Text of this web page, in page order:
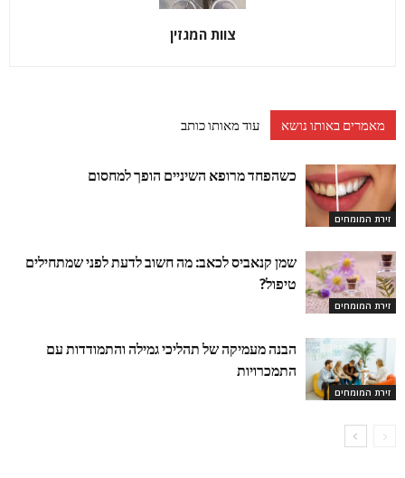
צוות המגזין
מאמרים באותו נושא עוד מאותו כותב
זירת המומחים
כשהפחד מרופא השיניים הופך למחסום
זירת המומחים
שמן קנאביס לכאב: מה חשוב לדעת לפני שמתחילים
טיפול?
זירת המומחים
הבנה מעמיקה של תהליכי גמילה והתמודדות עם
התמכרויות